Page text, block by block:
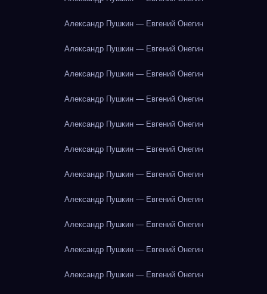
Александр Пушкин — Евгений Онегин
Александр Пушкин — Евгений Онегин
Александр Пушкин — Евгений Онегин
Александр Пушкин — Евгений Онегин
Александр Пушкин — Евгений Онегин
Александр Пушкин — Евгений Онегин
Александр Пушкин — Евгений Онегин
Александр Пушкин — Евгений Онегин
Александр Пушкин — Евгений Онегин
Александр Пушкин — Евгений Онегин
Александр Пушкин — Евгений Онегин